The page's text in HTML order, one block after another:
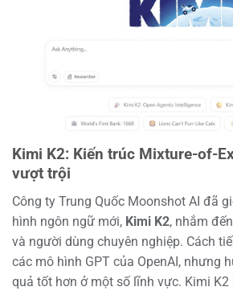
Kimi K2: Kiến trúc Mixture-of-
vượt trội
Công ty Trung Quốc Moonshot AI đã
hình ngôn ngữ mới, Kimi K2, nhắm
và người dùng chuyên nghiệp. Cách
các mô hình GPT của OpenAI, nhưng
quả tốt hơn ở một số lĩnh vực. Kimi K2